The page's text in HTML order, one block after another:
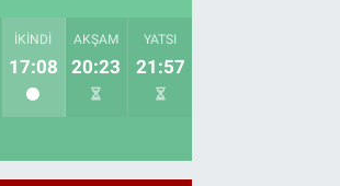
İKINDI
17:08
AKŞAM
20:23
YATSI
21:57